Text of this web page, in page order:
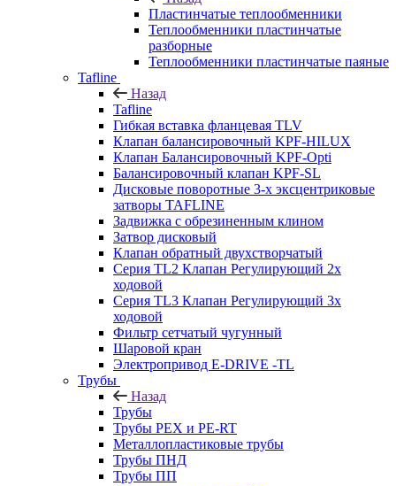
Пластинчатые теплообменники
Теплообменники пластинчатые
разборные
Теплообменники пластинчатые паяные
Tafline
Назад
Tafline
Гибкая вставка фланцевая TLV
Клапан балансировочный KPF-HILUX
Клапан Балансировочный KPF-Opti
Балансировочный клапан KPF-SL
Дисковые поворотные 3-х эксцентриковые
затворы TAFLINE
Задвижка с обрезиненным клином
Затвор дисковый
Клапан обратный двухстворчатый
Серия TL2 Клапан Регулирующий 2х
ходовой
Серия TL3 Клапан Регулирующий 3х
ходовой
Фильтр сетчатый чугунный
Шаровой кран
Электропривод E-DRIVE -TL
Трубы
Назад
Трубы
Трубы PEX и PE-RT
Металлопластиковые трубы
Трубы ПНД
Трубы ПП